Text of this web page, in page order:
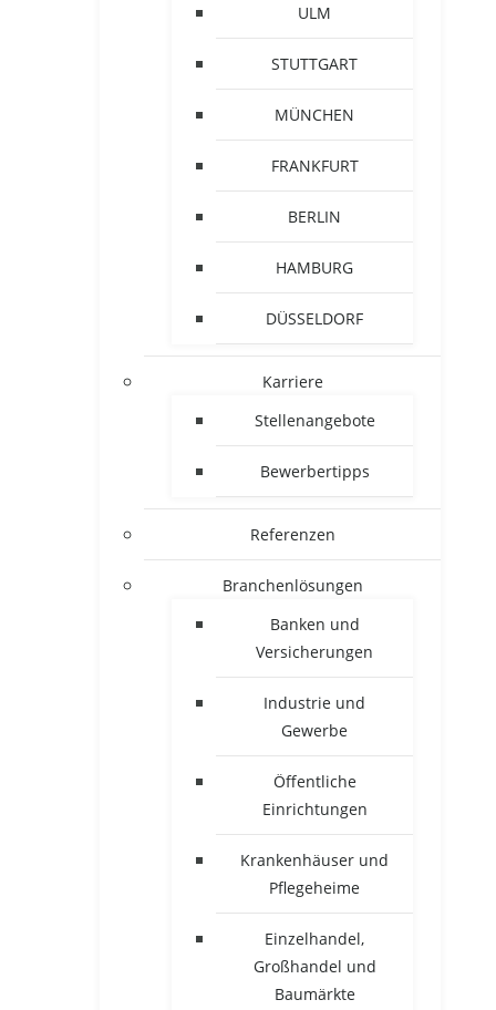
ULM
STUTTGART
MÜNCHEN
FRANKFURT
BERLIN
HAMBURG
DÜSSELDORF
Karriere
Stellenangebote
Bewerbertipps
Referenzen
Branchenlösungen
Banken und
Versicherungen
Industrie und
Gewerbe
Öffentliche
Einrichtungen
Krankenhäuser und
Pflegeheime
Einzelhandel,
Großhandel und
Baumärkte